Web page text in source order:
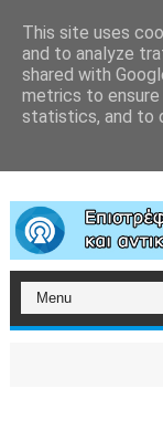
This site uses
and to analyze
shared with
metrics to
statistics, and to